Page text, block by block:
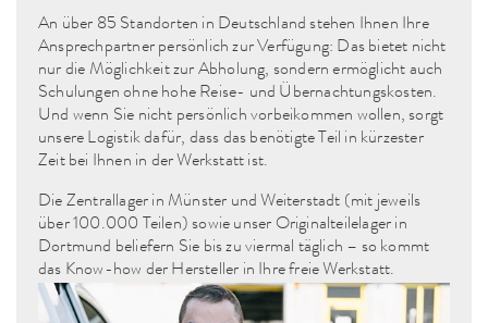
An über 85 Standorten in Deutschland stehen Ihnen Ihre
Ansprechpartner persönlich zur Verfügung: Das bietet nicht
nur die Möglichkeit zur Abholung, sondern ermöglicht auch
Schulungen ohne hohe Reise- und Übernachtungskosten.
Und wenn Sie nicht persönlich vorbeikommen wollen, sorgt
unsere Logistik dafür, dass das benötigte Teil in kürzester
Zeit bei Ihnen in der Werkstatt ist.
Die Zentrallager in Münster und Weiterstadt (mit jeweils
über 100.000 Teilen) sowie unser Originalteilelager in
Dortmund beliefern Sie bis zu viermal täglich – so kommt
das Know-how der Hersteller in Ihre freie Werkstatt.